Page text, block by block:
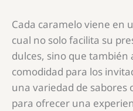
Cada caramelo viene en
cual no solo facilita su
dulces, sino que también
comodidad para los
una variedad de sabores
para ofrecer una